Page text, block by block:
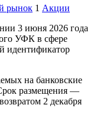
рынок 1 Акции
3 июня 2026 года
УФК в сфере
идентификатор
на банковские
размещения —
2 декабря